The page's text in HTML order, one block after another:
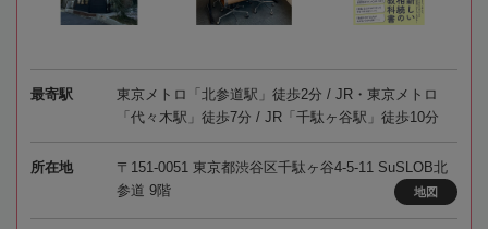
最寄駅
東京メトロ「北参道駅」徒歩2分 / JR・東京メトロ
「代々木駅」徒歩7分 / JR「千駄ヶ谷駅」徒歩10分
所在地
〒151-0051 東京都渋谷区千駄ヶ谷4-5-11 SuSLOB北
参道 9階
地図